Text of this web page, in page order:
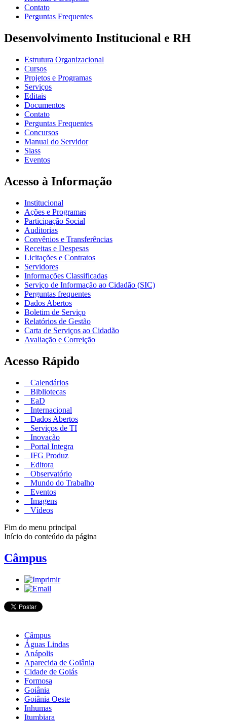
Contato
Perguntas Frequentes
Desenvolvimento Institucional e RH
Estrutura Organizacional
Cursos
Projetos e Programas
Serviços
Editais
Documentos
Contato
Perguntas Frequentes
Concursos
Manual do Servidor
Siass
Eventos
Acesso à Informação
Institucional
Ações e Programas
Participação Social
Auditorias
Convênios e Transferências
Receitas e Despesas
Licitações e Contratos
Servidores
Informações Classificadas
Serviço de Informação ao Cidadão (SIC)
Perguntas frequentes
Dados Abertos
Boletim de Serviço
Relatórios de Gestão
Carta de Serviços ao Cidadão
Avaliação e Correição
Acesso Rápido
Calendários
Bibliotecas
EaD
Internacional
Dados Abertos
Serviços de TI
Inovação
Portal Integra
IFG Produz
Editora
Observatório
Mundo do Trabalho
Eventos
Imagens
Vídeos
Fim do menu principal
Início do conteúdo da página
Câmpus
Câmpus
Águas Lindas
Anápolis
Aparecida de Goiânia
Cidade de Goiás
Formosa
Goiânia
Goiânia Oeste
Inhumas
Itumbiara